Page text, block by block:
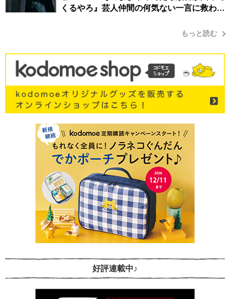
くるやろ』芸人仲間の何気ない一言に救われ
もっと読む
好評連載中♪